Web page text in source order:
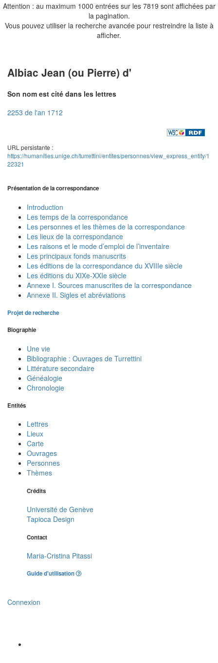
Attention : au maximum 1000 entrées sur les 7819 sont affichées par
la pagination.
Vous pouvez utiliser la recherche avancée pour restreindre la liste à
afficher.
Albiac Jean (ou Pierre) d'
Son nom est cité dans les lettres
2253 de l'an 1712
URL persistante :
https://humanities.unige.ch/turrettini/entites/personnes/view_express_entity/1
22321
Présentation de la correspondance
Introduction
Les temps de la correspondance
Les personnes et les thèmes de la correspondance
Les lieux de la correspondance
Les raisons et le mode d’emploi de l’inventaire
Les principaux fonds manuscrits
Les éditions de la correspondance du XVIIIe siècle
Les éditions du XIXe-XXIe siècle
Annexe I. Sources manuscrites de la correspondance
Annexe II. Sigles et abréviations
Projet de recherche
Biographie
Une vie
Bibliographie : Ouvrages de Turrettini
Littérature secondaire
Généalogie
Chronologie
Entités
Lettres
Lieux
Carte
Ouvrages
Personnes
Thèmes
Crédits
Université de Genève
Tapioca Design
Contact
Maria-Cristina Pitassi
Guide d'utilisation
Connexion